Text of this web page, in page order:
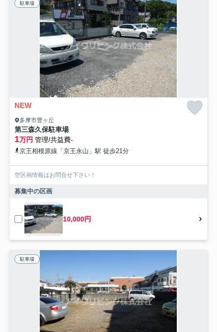
駐車場
NEW
多摩市豊ヶ丘
第三森久保駐車場
1万円 管理/共益費-
京王相模原線「京王永山」駅 徒歩21分
空区画情報はお問合せ下さい！
募集中の区画
10,000円
駐車場